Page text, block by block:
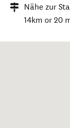
Nähe zur
14km or 20